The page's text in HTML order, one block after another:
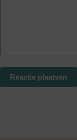
Reactie plaatsen